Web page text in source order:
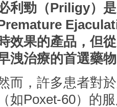
利勁（Priligy）
效果的產品，但
洩治療的首選藥物
而，許多患者對
（如Poxet-60）的